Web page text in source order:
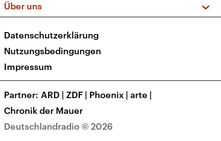
Newsletter
Veranstaltungen
Social Media
Über uns
Presse
Karriere
Transparenz
Deutschlandradio © 2026
Datenschutzerklärung
Nutzungsbedingungen
Impressum
Partner ARD | ZDF | Phoenix | arte |
Chronik der Mauer